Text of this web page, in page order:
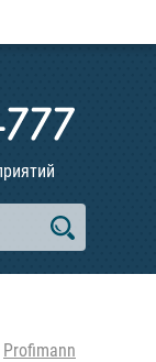
Profimann